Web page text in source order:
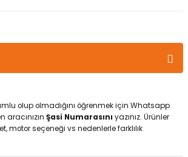
olup olmadığını öğrenmek için Whatsapp
aracınızın Şasi Numarasını yazınız. Ürünler
motor seçeneği vs nedenlerle farklılık